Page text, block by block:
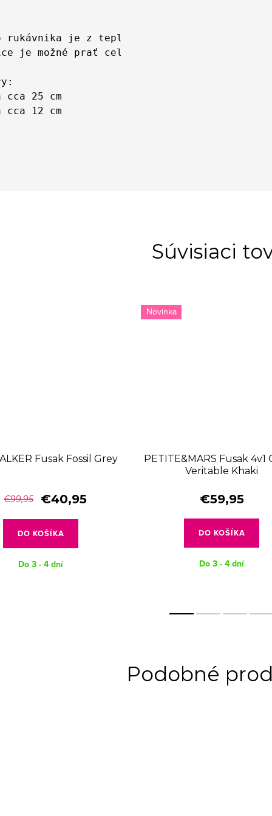
rukávnika je z teplého "plyšového medveďa“
je možné prať celé v práčke.
cca 25 cm
12 cm
Súvisiaci
Fusak Fossil Grey
€99,95 €40,95
DO KOŠÍKA
Do 3 - 4 dní
Novinka
PETITE&MARS Fusak 4v1
Veritable Khaki
€59,95
DO KOŠÍKA
Do 3 - 4 dní